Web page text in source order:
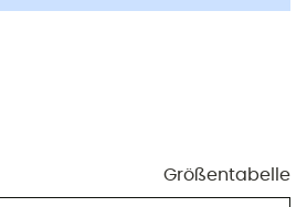
Größentabelle
Rand